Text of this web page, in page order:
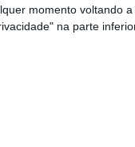
momento voltando
na parte